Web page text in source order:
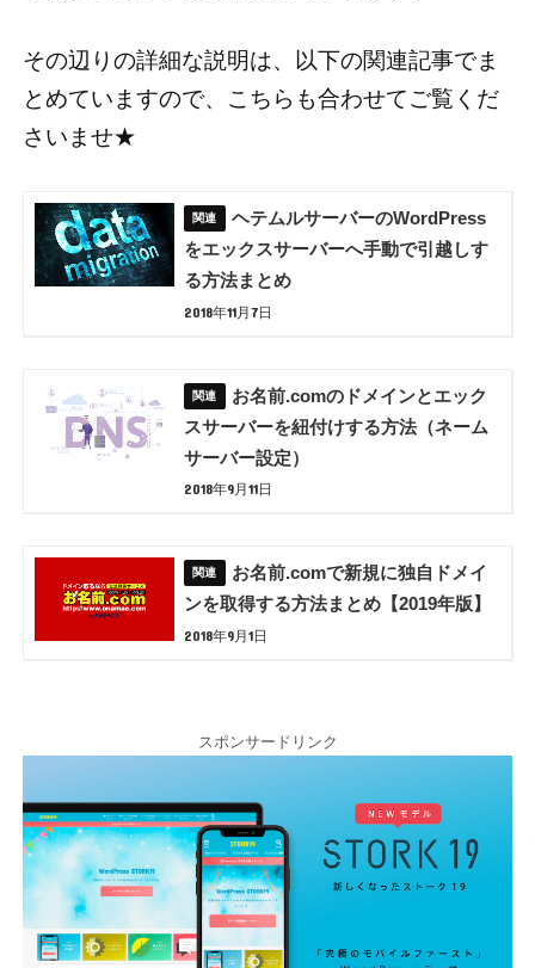
その辺りの詳細な説明は、以下の関連記事でま
とめていますので、こちらも合わせてご覧くだ
さいませ★
ヘテムルサーバーのWordPress
をエックスサーバーへ手動で引越しす
る方法まとめ
2018年11月7日
お名前.comのドメインとエック
スサーバーを紐付けする方法（ネーム
サーバー設定）
2018年9月11日
お名前.comで新規に独自ドメイ
ンを取得する方法まとめ【2019年版】
2018年9月1日
スポンサードリンク